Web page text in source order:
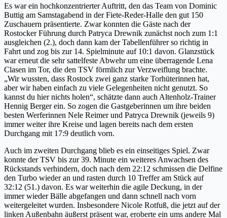
Es war ein hochkonzentrierter Auftritt, den das Team von Dominic
Buttig am Samstagabend in der Fiete-Reder-Halle den gut 150
Zuschauern präsentierte. Zwar konnten die Gäste nach der
Rostocker Führung durch Patryca Drewnik zunächst noch zum 1:1
ausgleichen (2.), doch dann kam der Tabellenführer so richtig in
Fahrt und zog bis zur 14. Spielminute auf 10:1 davon. Glanzstück
war erneut die sehr sattelfeste Abwehr um eine überragende Lena
Clasen im Tor, die den TSV förmlich zur Verzweiflung brachte.
„Wir wussten, dass Rostock zwei ganz starke Torhüterinnen hat,
aber wir haben einfach zu viele Gelegenheiten nicht genutzt. So
kannst du hier nichts holen“, schätzte dann auch Altenholz-Trainer
Hennig Berger ein. So zogen die Gastgeberinnen um ihre beiden
besten Werferinnen Nele Reimer und Patryca Drewnik (jeweils 9)
immer weiter ihre Kreise und lagen bereits nach dem ersten
Durchgang mit 17:9 deutlich vorn.
Auch im zweiten Durchgang blieb es ein einseitiges Spiel. Zwar
konnte der TSV bis zur 39. Minute ein weiteres Anwachsen des
Rückstands verhindern, doch nach dem 22:12 schmissen die Delfine
den Turbo wieder an und rasten durch 10 Treffer am Stück auf
32:12 (51.) davon. Es war weiterhin die agile Deckung, in der
immer wieder Bälle abgefangen und dann schnell nach vorn
weitergeleitet wurden. Insbesondere Nicole Rotfuß, die jetzt auf der
linken Außenbahn äußerst präsent war, eroberte ein ums andere Mal